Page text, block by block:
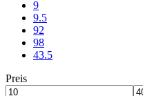
9
9.5
92
98
43.5
Preis